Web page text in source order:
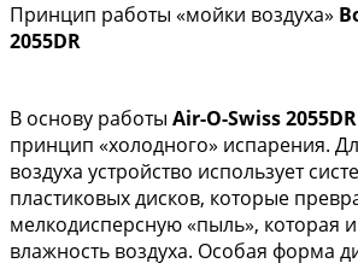
Принцип работы «мойки воздуха»
2055DR
В основу работы Air-O-Swiss 2055DR
принцип «холодного» испарения.
воздуха устройство использует
пластиковых дисков, которые
мелкодисперсную «пыль», которая
влажность воздуха. Особая форма